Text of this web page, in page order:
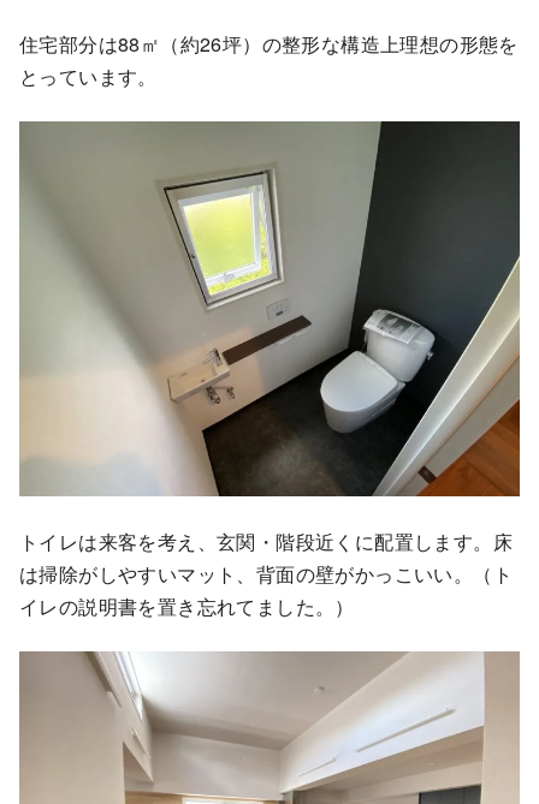
住宅部分は88㎡（約26坪）の整形な構造上理想の形態を
とっています。
トイレは来客を考え、玄関・階段近くに配置します。床
は掃除がしやすいマット、背面の壁がかっこいい。（ト
イレの説明書を置き忘れてました。）